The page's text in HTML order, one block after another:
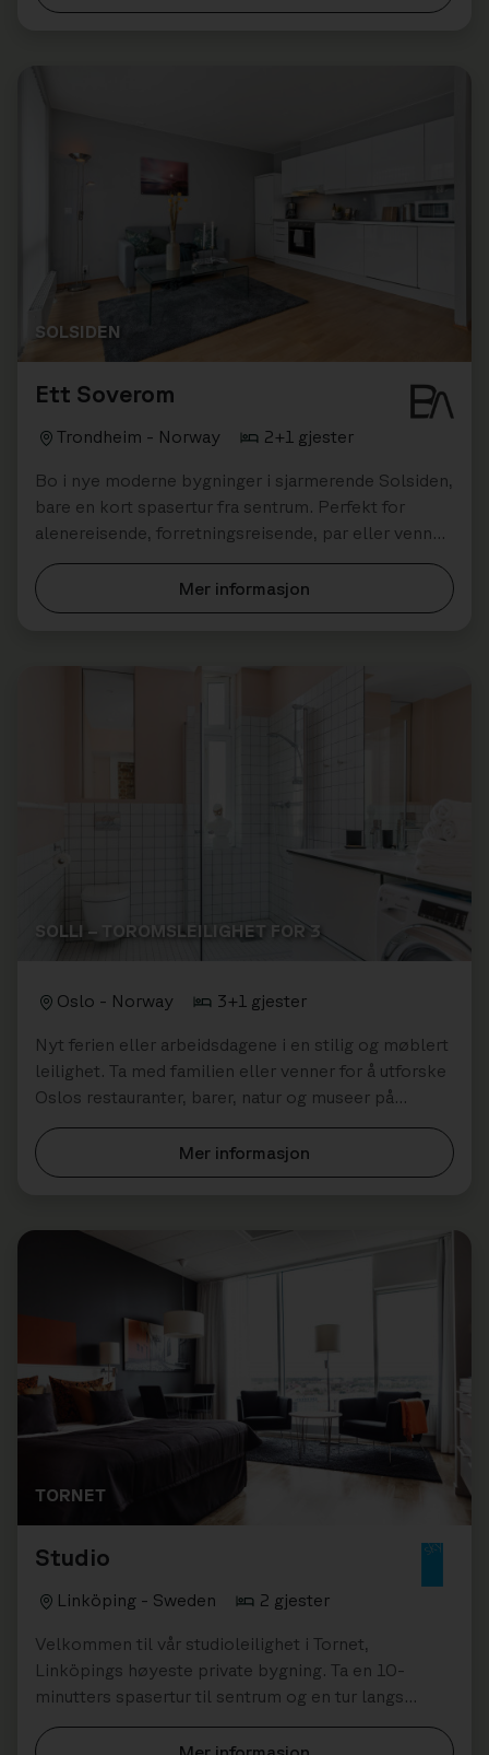
SOLSIDEN
Ett Soverom
Trondheim - Norway 2+1 gjester
Bo i nye moderne bygninger i sjarmerende Solsiden,
bare en kort spasertur fra sentrum. Perfekt for
alenereisende, forretningsreisende, par eller venner
Mer informasjon
SOLLI – TOROMSLEILIGHET FOR 3
Oslo - Norway 3+1 gjester
Nyt ferien eller arbeidsdagene i en stilig og møblert
leilighet. Ta med familien eller venner for å utforske
Oslos restauranter, barer, natur og museer på
vestkanten av Oslo.
Mer informasjon
TORNET
Studio
Linköping - Sweden 2 gjester
Velkommen til vår studioleilighet i Tornet,
Linköpings høyeste private bygning. Ta en 10-
minutters spasertur til sentrum og en tur langs
Stångån. Dette er det perfekte va...